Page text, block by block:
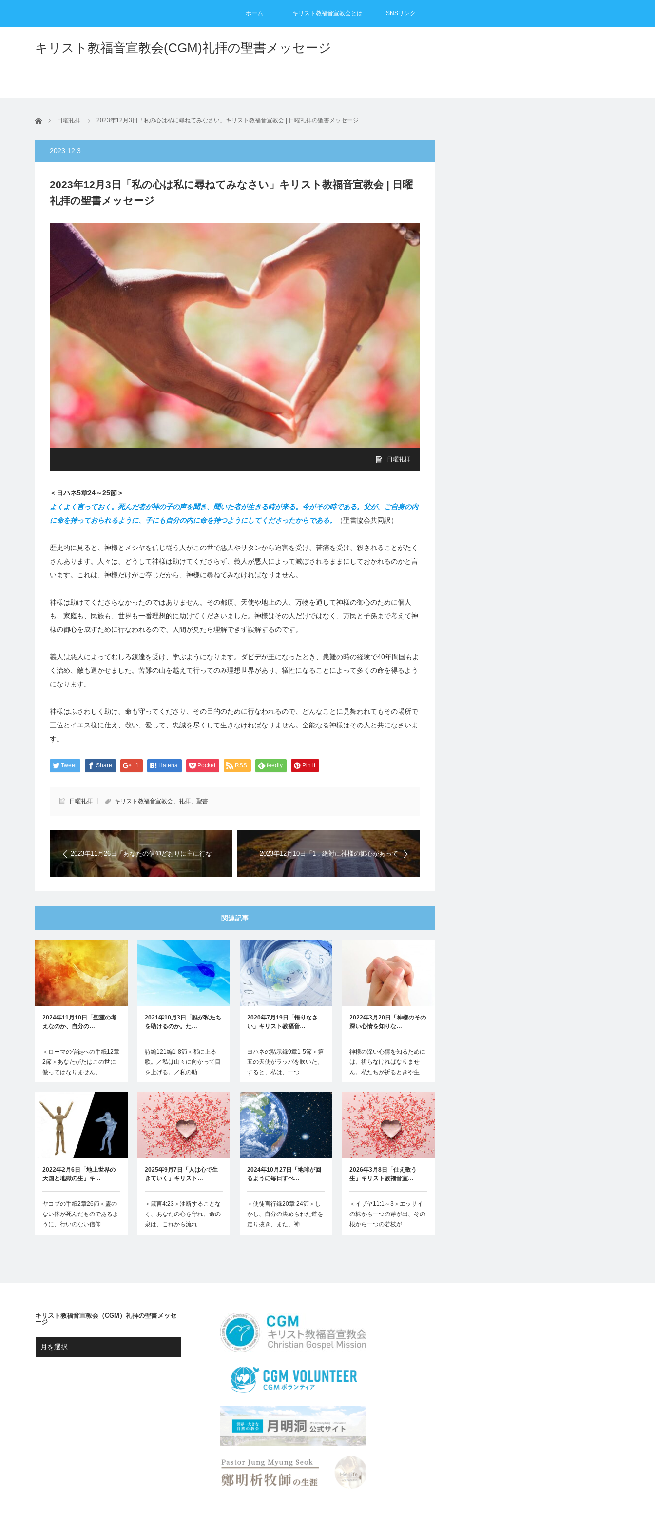
ホーム キリスト教福音宣教会とは SNSリンク
キリスト教福音宣教会(CGM)礼拝の聖書メッセージ
ホーム 日曜礼拝 2023年12月3日「私の心は私に尋ねてみなさい」キリスト教福音宣教会 | 日曜礼拝の聖書メッセージ
2023.12.3
2023年12月3日「私の心は私に尋ねてみなさい」キリスト教福音宣教会 | 日曜
礼拝の聖書メッセージ
日曜礼拝
＜ヨハネ5章24～25節＞
よくよく言っておく。死んだ者が神の子の声を聞き、聞いた者が生きる時が来る。今がその時である。父が、ご自身の内
に命を持っておられるように、子にも自分の内に命を持つようにしてくださったからである。
（聖書協会共同訳）
歴史的に見ると、神様とメシヤを信じ従う人がこの世で悪人やサタンから迫害を受け、苦痛を受け、殺されることがたく
さんあります。人々は、どうして神様は助けてくださらず、義人が悪人によって滅ぼされるままにしておかれるのかと言
います。これは、神様だけがご存じだから、神様に尋ねてみなければなりません。
神様は助けてくださらなかったのではありません。その都度、天使や地上の人、万物を通して神様の御心のために個人
も、家庭も、民族も、世界も一番理想的に助けてくださいました。神様はその人だけではなく、万民と子孫まで考えて神
様の御心を成すために行なわれるので、人間が見たら理解できず誤解するのです。
義人は悪人によってむしろ錬達を受け、学ぶようになります。ダビデが王になったとき、患難の時の経験で40年間国もよ
く治め、敵も退かせました。苦難の山を越えて行ってのみ理想世界があり、犠牲になることによって多くの命を得るよう
になります。
神様はふさわしく助け、命も守ってくださり、その目的のために行なわれるので、どんなことに見舞われてもその場所で
三位とイエス様に仕え、敬い、愛して、忠誠を尽くして生きなければなりません。全能なる神様はその人と共になさいま
す。
Tweet Share +1 Hatena Pocket RSS feedly Pin it
日曜礼拝 キリスト教福音宣教会、礼拝、聖書
2023年11月26日「あなたの信仰どおりに主に行な
いなさい」キリスト教福音宣教会 | 日曜礼拝の聖
書メッセージ
2023年12月10日「1．絶対に神様の御心があって
そのようにした 2．御心があるところに道があ
る」キリスト教福音宣教会 | 日曜礼拝の聖書メッ
関連記事
2024年11月10日「聖霊の考
えなのか、自分の…
＜ローマの信徒への手紙12章
2節＞あなたがたはこの世に
倣ってはなりません。…
2021年10月3日「誰が私たち
を助けるのか。た…
詩編121編1-8節＜都に上る
歌。／私は山々に向かって目
を上げる。／私の助…
2020年7月19日「悟りなさ
い」キリスト教福音…
ヨハネの黙示録9章1-5節＜第
五の天使がラッパを吹いた。
すると、私は、一つ…
2022年3月20日「神様のその
深い心情を知りな…
神様の深い心情を知るために
は、祈らなければなりませ
ん。私たちが祈るときや生…
2022年2月6日「地上世界の
天国と地獄の生」キ…
ヤコブの手紙2章26節＜霊の
ない体が死んだものであるよ
うに、行いのない信仰…
2025年9月7日「人は心で生
きていく」キリスト…
＜箴言4:23＞油断することな
く、あなたの心を守れ、命の
泉は、これから流れ…
2024年10月27日「地球が回
るように毎日すべ…
＜使徒言行録20章 24節＞し
かし、自分の決められた道を
走り抜き、また、神…
2026年3月8日「仕え敬う
生」キリスト教福音宣…
＜イザヤ11:1～3＞エッサイ
の株から一つの芽が出、その
根から一つの若枝が…
キリスト教福音宣教会（CGM）礼拝の聖書メッセ
ージ